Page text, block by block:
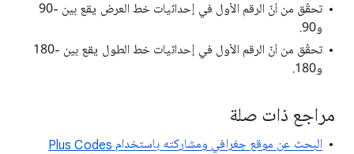
تحقّق من أنّ الرقم الأول في إحداثيات خط العرض يقع بين -90
و90.
تحقّق من أنّ الرقم الأول في إحداثيات خط الطول يقع بين -180
و180.
مراجع ذات صلة
البحث عن موقع جغرافي ومشاركته باستخدام Plus Codes